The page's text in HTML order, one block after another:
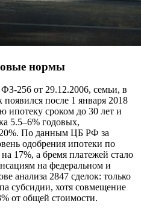
нормы
256 от 29.12.2006, семьи, в
после 1 января 2018
ипотеку сроком до 30 лет и
5.5–6% годовых,
По данным ЦБ РФ за
одобрения ипотеки по
17%, а бремя платежей стало
на федеральном и
анализа 2847 сделок: только
субсидии, хотя совмещение
от общей стоимости.